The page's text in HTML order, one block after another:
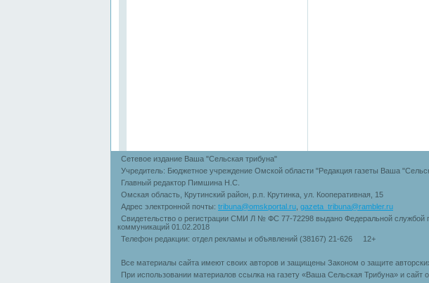
Сетевое издание Ваша "Сельская трибуна"
Учредитель: Бюджетное учреждение Омской области "Редакция газеты Ваша
Главный редактор Пимшина Н.С.
Омская область, Крутинский район, р.п. Крутинка, ул. Кооперативная, 15
Адрес электронной почты: tribuna@omskportal.ru gazeta_tribuna@rambler.ru
Свидетельство о регистрации СМИ Л № ФС 77-72298 выдано Федеральной службой
коммуникаций 01.02.2018
Телефон редакции: отдел рекламы и объявлений (38167) 21-626 12+
Все материалы сайта имеют своих авторов и защищены Законом о защите
При использовании материалов ссылка на газету «Ваша Сельская Трибуна» и сайт